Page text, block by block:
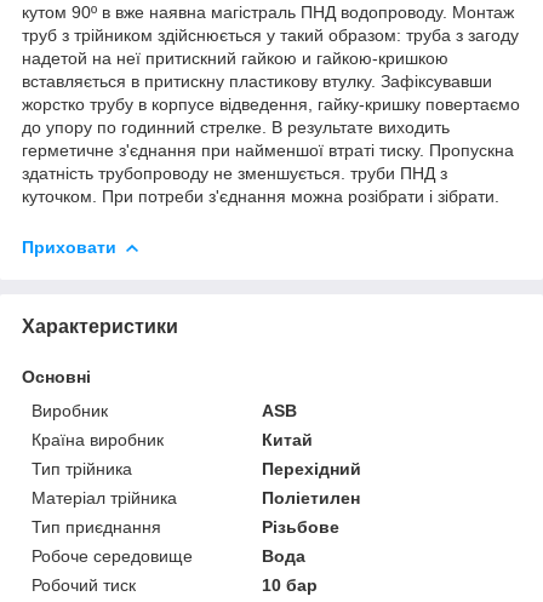
кутом 90º в вже наявна магістраль ПНД водопроводу. Монтаж
труб з трійником здійснюється у такий образом: труба з загоду
надетой на неї притискний гайкою и гайкою-кришкою
вставляється в притискну пластикову втулку. Зафіксувавши
жорстко трубу в корпусе відведення гайку-кришку повертаємо
до упору по годинний стрелке В результате виходить
герметичне з'єднання при найменшої втраті тиску. Пропускна
здатність трубопроводу не зменшується труби ПНД з
куточком
При потреби з'єднання можна розібрати і зібрати.
Приховати
Характеристики
Основні
Виробник
ASB
Країна виробник
Китай
Тип трійника
Перехідний
Матеріал трійника
Поліетилен
Тип приєднання
Різьбове
Робоче середовище
Вода
Робочий тиск
10 бар